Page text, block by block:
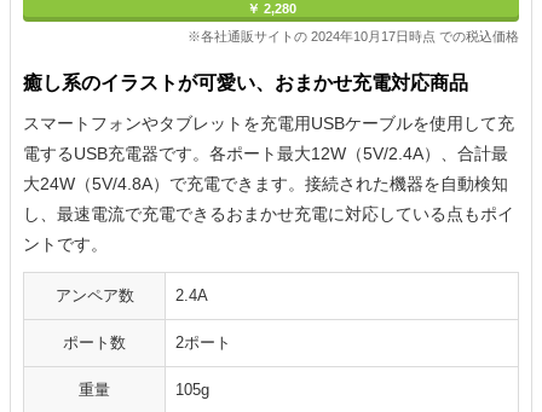
￥ 2,280
※各社通販サイトの 2024年10月17日時点 での税込価格
癒し系のイラストが可愛い、おまかせ充電対応商品
スマートフォンやタブレットを充電用USBケーブルを使用して充
電するUSB充電器です。各ポート最大12W（5V/2.4A）、合計最
大24W（5V/4.8A）で充電できます。接続された機器を自動検知
し、最速電流で充電できるおまかせ充電に対応している点もポイ
ントです。
アンペア数 2.4A
ポート数 2ポート
重量 105g